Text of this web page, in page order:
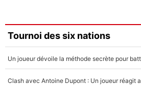
Faris Moumbagna
4%
Un autre joueur
5%
Tournoi des six nations